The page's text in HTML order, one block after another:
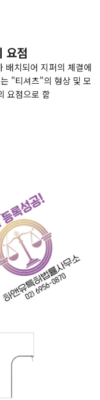
요점
배치되어 지퍼의 체결에
"티셔츠"의 형상 및 모
요점으로 함